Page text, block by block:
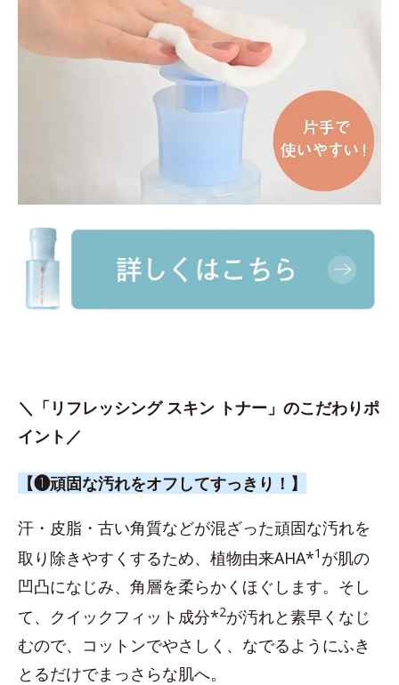
＼「リフレッシング スキン トナー」のこだわりポ
イント／
【❶頑固な汚れをオフしてすっきり！】
汗・皮脂・古い角質などが混ざった頑固な汚れを
取り除きやすくするため、植物由来AHA*1 が肌の
凹凸になじみ、角層を柔らかくほぐします。そし
て、クイックフィット成分*2が汚れと素早くなじ
むので、コットンでやさしく、なでるようにふき
とるだけでまっさらな肌へ。